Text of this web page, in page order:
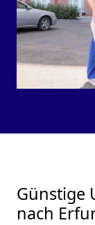
Günstige
nach